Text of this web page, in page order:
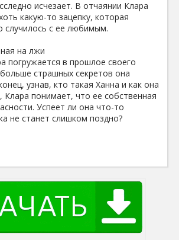
исчезает. В отчаянии Клара
какую-то зацепку, которая
случилось с ее любимым.
на лжи
погружается в прошлое своего
страшных секретов она
узнав, кто такая Ханна и как она
Клара понимает, что ее собственная
Успеет ли она что-то
не станет слишком поздно?